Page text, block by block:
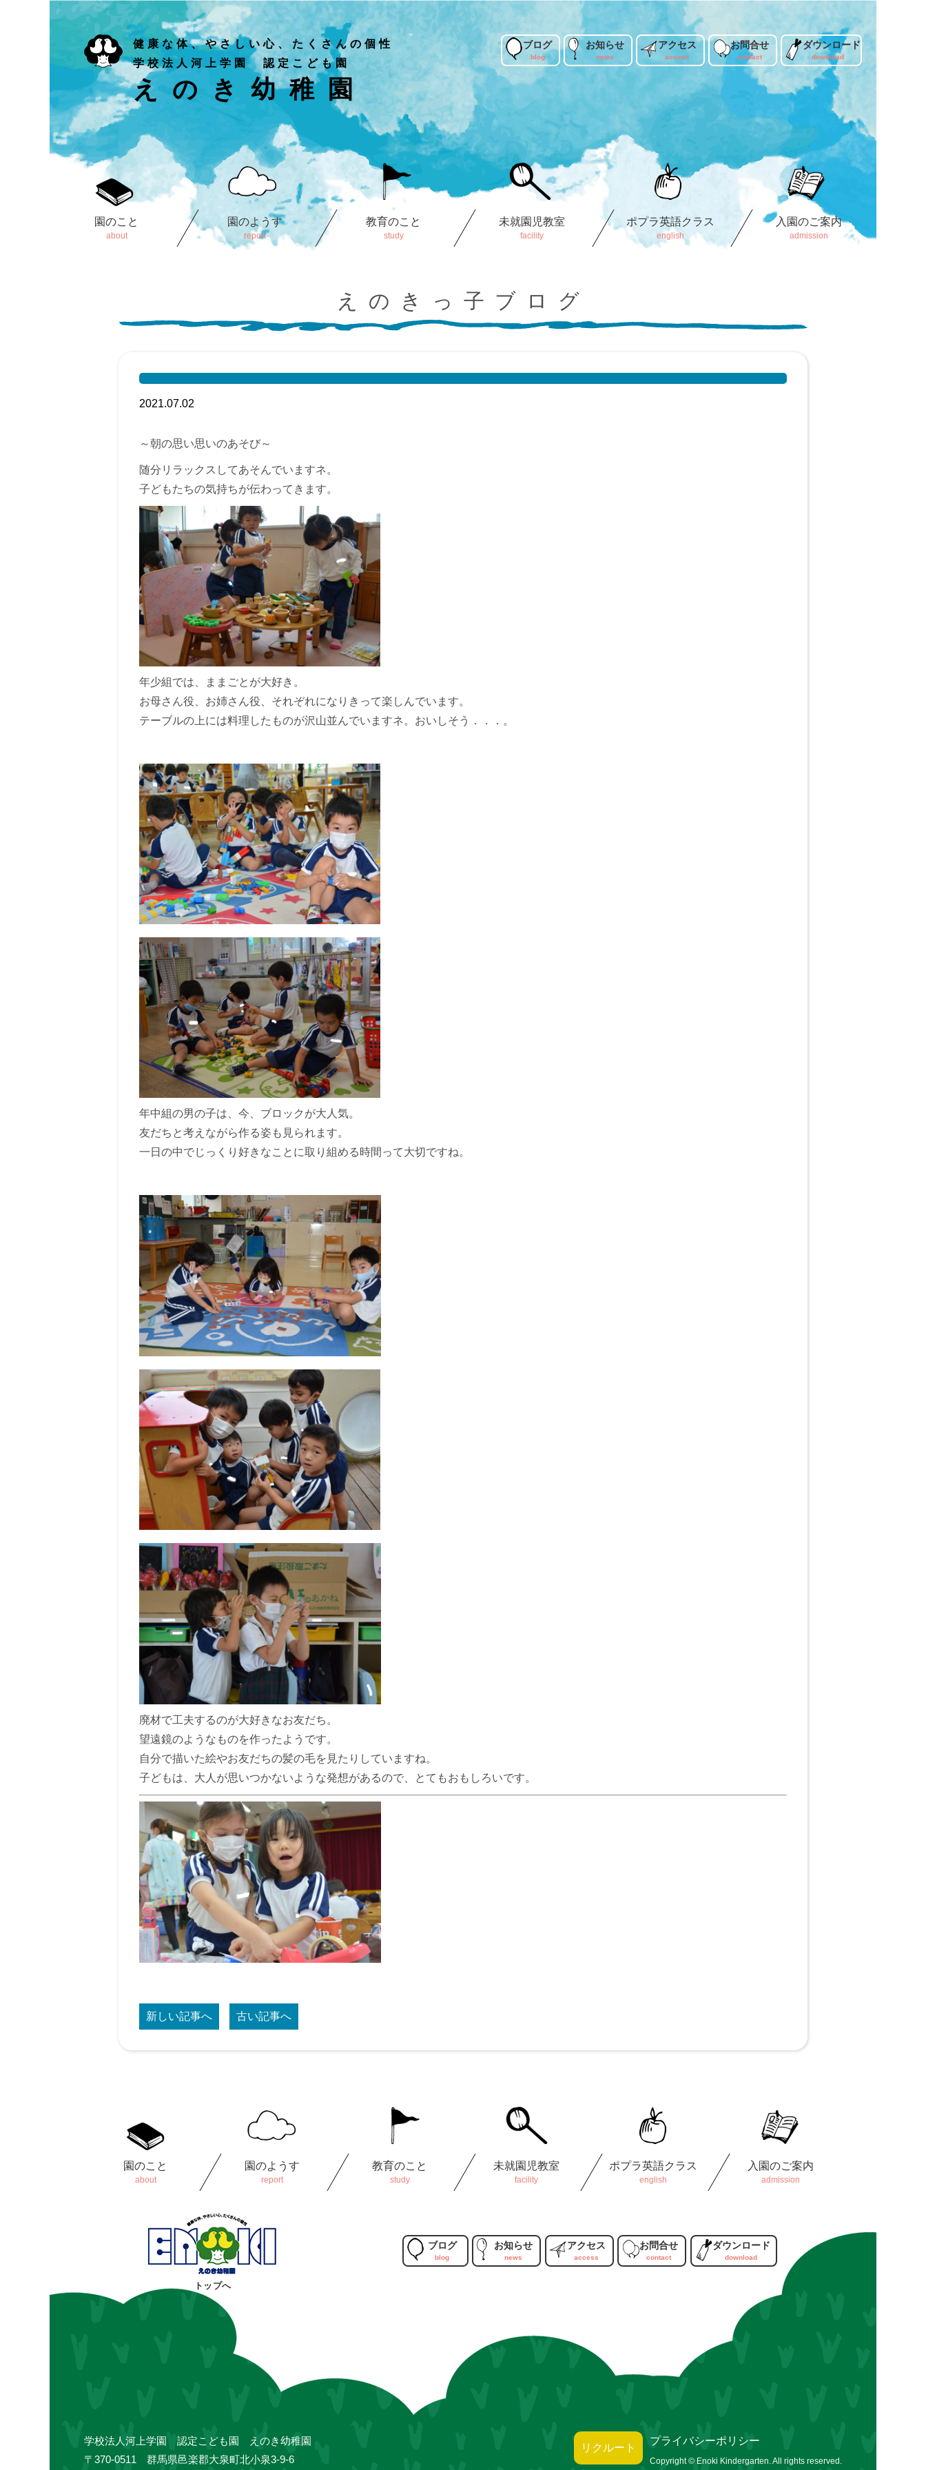
健康な体、やさしい心、たくさんの個性
学校法人河上学園 認定こども園
えのき幼稚園
ブログ お知らせ アクセス お問合せ ダウンロード
園のこと 園のようす 教育のこと 未就園児教室 ポプラ英語クラス 入園のご案内
えのきっ子ブログ
2021.07.02
～朝の思い思いのあそび～
随分リラックスしてあそんでいますネ。
子どもたちの気持ちが伝わってきます。
年少組では、ままごとが大好き。
お母さん役、お姉さん役、それぞれになりきって楽しんでいます。
テーブルの上には料理したものが沢山並んでいますネ。おいしそう．．．。
年中組の男の子は、今、ブロックが大人気。
友だちと考えながら作る姿も見られます。
一日の中でじっくり好きなことに取り組める時間って大切ですね。
廃材で工夫するのが大好きなお友だち。
望遠鏡のようなものを作ったようです。
自分で描いた絵やお友だちの髪の毛を見たりしていますね。
子どもは、大人が思いつかないような発想があるので、とてもおもしろいです。
新しい記事へ 古い記事へ
園のこと 園のようす 教育のこと 未就園児教室 ポプラ英語クラス 入園のご案内
トップへ
ブログ お知らせ アクセス お問合せ ダウンロード
学校法人河上学園 認定こども園 えのき幼稚園
〒370-0511 群馬県邑楽郡大泉町北小泉3-9-6
リクルート
プライバシーポリシー
Copyright © Enoki Kindergarten. All rights reserved.